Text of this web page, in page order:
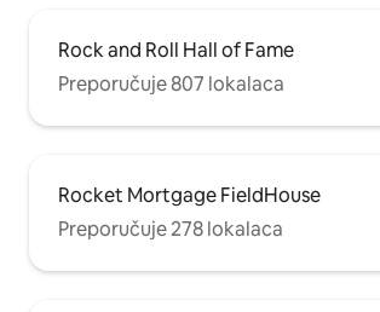
Rock and Roll Hall of Fame
Preporučuje 807 lokalaca
Rocket Mortgage FieldHouse
Preporučuje 278 lokalaca